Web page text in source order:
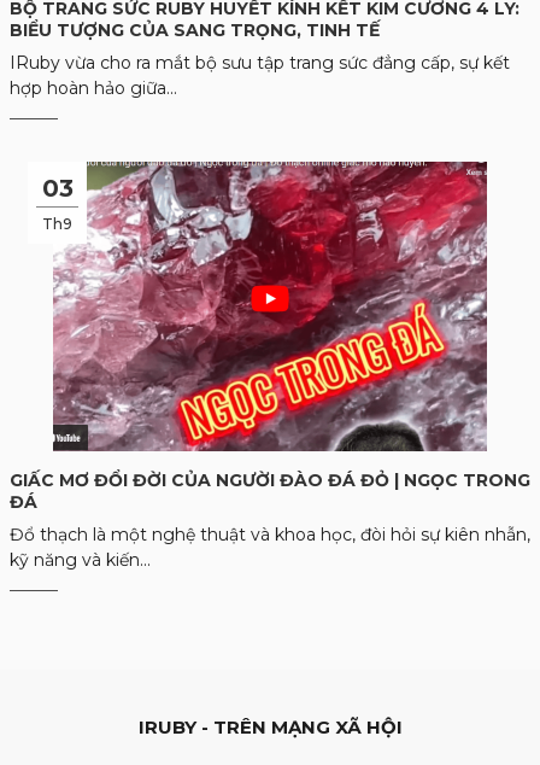
BỘ TRANG SỨC RUBY HUYẾT KÍNH KẾT KIM CƯƠNG 4 LY:
BIỂU TƯỢNG CỦA SANG TRỌNG, TINH TẾ
IRuby vừa cho ra mắt bộ sưu tập trang sức đẳng cấp, sự kết
hợp hoàn hảo giữa...
03
Th9
GIẤC MƠ ĐỔI ĐỜI CỦA NGƯỜI ĐÀO ĐÁ ĐỎ | NGỌC TRONG
ĐÁ
Đổ thạch là một nghệ thuật và khoa học, đòi hỏi sự kiên nhẫn,
kỹ năng và kiến...
IRUBY - TRÊN MẠNG XÃ HỘI